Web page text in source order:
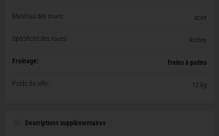
Matériau des roues: acier
Spécificité des roues: Richey
Freinage: freins à patins
Poids du vélo: 12 kg
Descriptions supplémentaires